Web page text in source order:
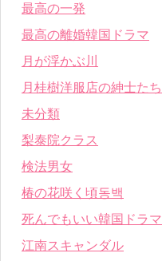
最高の一発
最高の離婚韓国ドラマ
月が浮かぶ川
月桂樹洋服店の紳士たち
未分類
梨泰院クラス
検法男女
椿の花咲く頃동백
死んでもいい韓国ドラマ
江南スキャンダル